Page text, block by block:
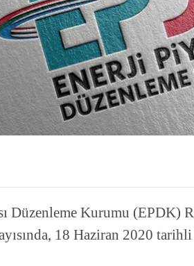
Düzenleme Kurumu (EPDK)
18 Haziran 2020 tarihli